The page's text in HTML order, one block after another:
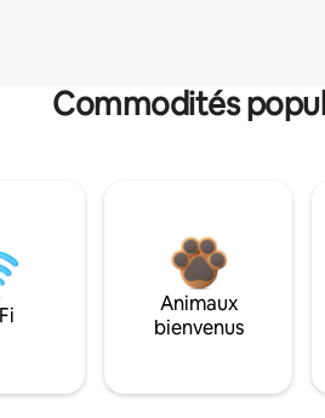
Commodités
Animaux
bienvenus